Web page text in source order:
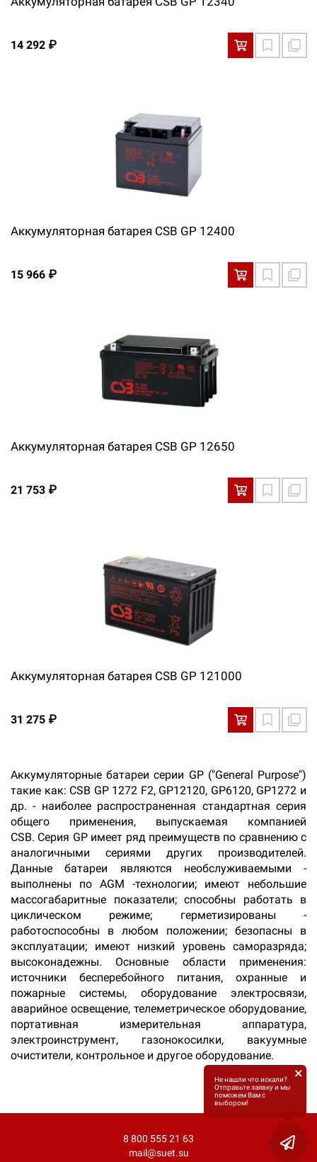
14 292 ₽
Аккумуляторная батарея CSB GP 12400
15 966 ₽
Аккумуляторная батарея CSB GP 12650
21 753 ₽
Аккумуляторная батарея CSB GP 121000
31 275 ₽
Аккумуляторные батареи серии GP ("General Purpose")
такие как: CSB GP 1272 F2, GP12120, GP6120, GP1272 и
др. - наиболее распространенная стандартная серия
общего применения, выпускаемая компанией
CSB. Серия GP имеет ряд преимуществ по сравнению с
аналогичными сериями других производителей.
Данные батареи являются необслуживаемыми -
выполнены по AGM -технологии; имеют небольшие
массогабаритные показатели; способны работать в
циклическом режиме; герметизированы -
работоспособны в любом положении; безопасны в
эксплуатации; имеют низкий уровень саморазряда;
высоконадежны. Основные области применения:
источники бесперебойного питания, охранные и
пожарные системы, оборудование электросвязи,
аварийное освещение, телеметрическое оборудование,
портативная измерительная аппаратура,
электроинструмент, газонокосилки, вакуумные
очистители, контрольное и другое оборудование.
8 800 555 21 63
mail@suet.su
Не нашли что искали?
Отправьте заявку и мы
поможем Вам с
выбором!
×